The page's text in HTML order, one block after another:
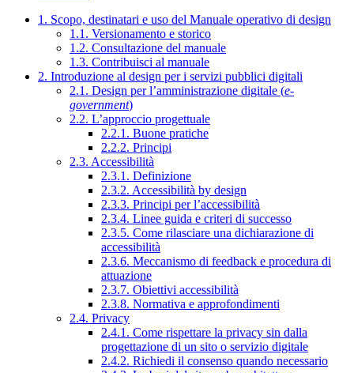
1. Scopo, destinatari e uso del Manuale operativo di design
1.1. Versionamento e storico
1.2. Consultazione del manuale
1.3. Contribuisci al manuale
2. Introduzione al design per i servizi pubblici digitali
2.1. Design per l’amministrazione digitale (e-
government)
2.2. L’approccio progettuale
2.2.1. Buone pratiche
2.2.2. Principi
2.3. Accessibilità
2.3.1. Definizione
2.3.2. Accessibilità by design
2.3.3. Principi per l’accessibilità
2.3.4. Linee guida e criteri di successo
2.3.5. Come rilasciare una dichiarazione di
accessibilità
2.3.6. Meccanismo di feedback e procedura di
attuazione
2.3.7. Obiettivi accessibilità
2.3.8. Normativa e approfondimenti
2.4. Privacy
2.4.1. Come rispettare la privacy sin dalla
progettazione di un sito o servizio digitale
2.4.2. Richiedi il consenso quando necessario